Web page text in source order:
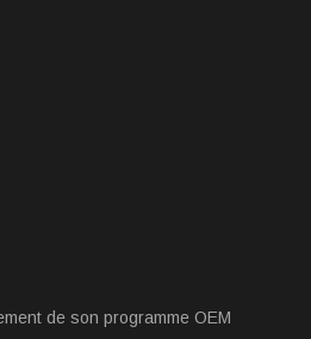
de son programme OEM